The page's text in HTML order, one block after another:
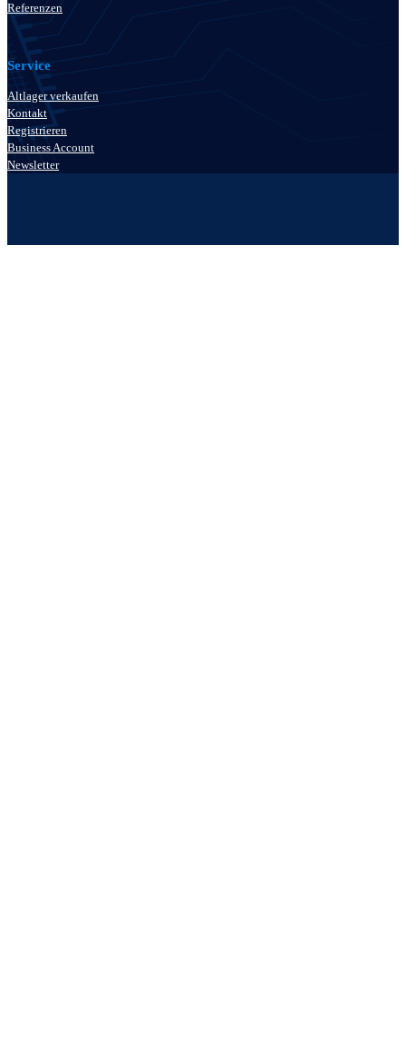
Referenzen
Service
Altlager verkaufen
Kontakt
Registrieren
Business Account
Newsletter